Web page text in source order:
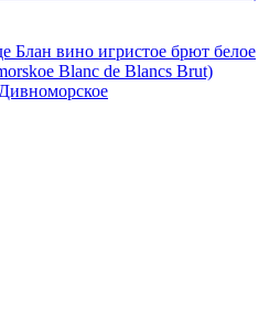
Блан вино игристое брют белое
Blanc de Blancs Brut)